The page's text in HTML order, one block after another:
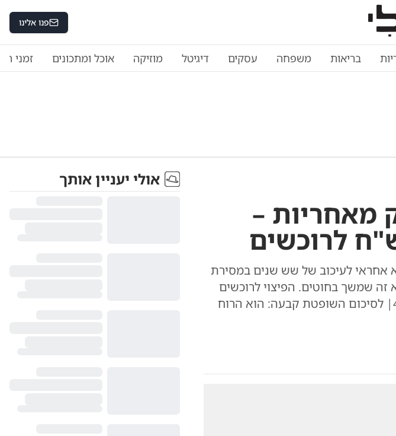
פנו אלינו
בריאות משפחה עסקים דיגיטל מוזיקה אוכל ומתכונים זמני
מאחריות –
אחראי לעיכוב של שש שנים במסירת
שמשך בחוטים. הפיצוי לרוכשים
נקבע לאחר מגורים של שנים ללא טופס 4| לסיכום השופטת קבעה: הוא הרוח
אולי יעניין אותך